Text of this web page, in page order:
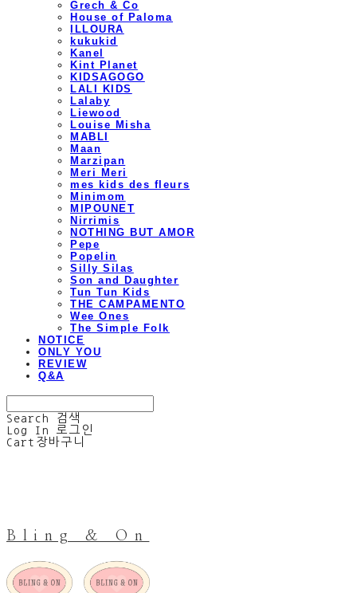
Grech & Co
House of Paloma
ILLOURA
kukukid
Kanel
Kint Planet
KIDSAGOGO
LALI KIDS
Lalaby
Liewood
Louise Misha
MABLI
Maan
Marzipan
Meri Meri
mes kids des fleurs
Minimom
MIPOUNET
Nirrimis
NOTHING BUT AMOR
Pepe
Popelin
Silly Silas
Son and Daughter
Tun Tun Kids
THE CAMPAMENTO
Wee Ones
The Simple Folk
NOTICE
ONLY YOU
REVIEW
Q&A
Search
검색
Log In
로그인
Cart 장바구니
Bling & On